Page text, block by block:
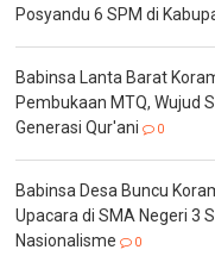
Posyandu 6 SPM di
Babinsa Lanta Barat
Pembukaan MTQ, Wujud
Generasi Qur'ani
0
Babinsa Desa Buncu
Upacara di SMA Negeri 3
Nasionalisme
0